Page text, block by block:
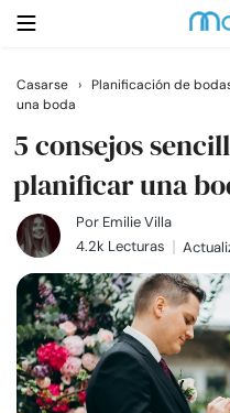
Buscar
Casarse
Relaciones
Familia
Ayuda
Casarse › Planificación de
una boda
5 consejos
planificar una
Por Emilie Villa
4.2k Lecturas